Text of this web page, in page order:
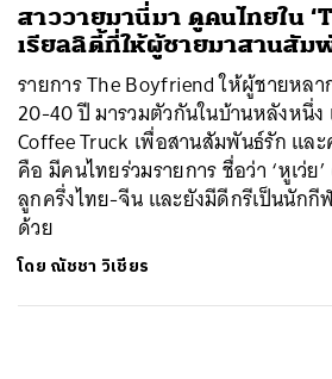
สาววายมานี่มา ดูคนไทยใน
เรียลลิตี้ที่ให้ผู้ชายมาสานสั
รายการ The Boyfriend ให้ผู้ชายหล
20-40 ปี มารวมตัวกันในบ้านหลังหนึ่ง
Coffee Truck เพื่อสานสัมพันธ์รัก แล
คือ มีคนไทยร่วมรายการ ชื่อว่า ‘หูเว่ย
ลูกครึ่งไทย-จีน และยังมีดีกรีเป็นนักกี
ด้วย
โดย ณัชชา วิเชียร